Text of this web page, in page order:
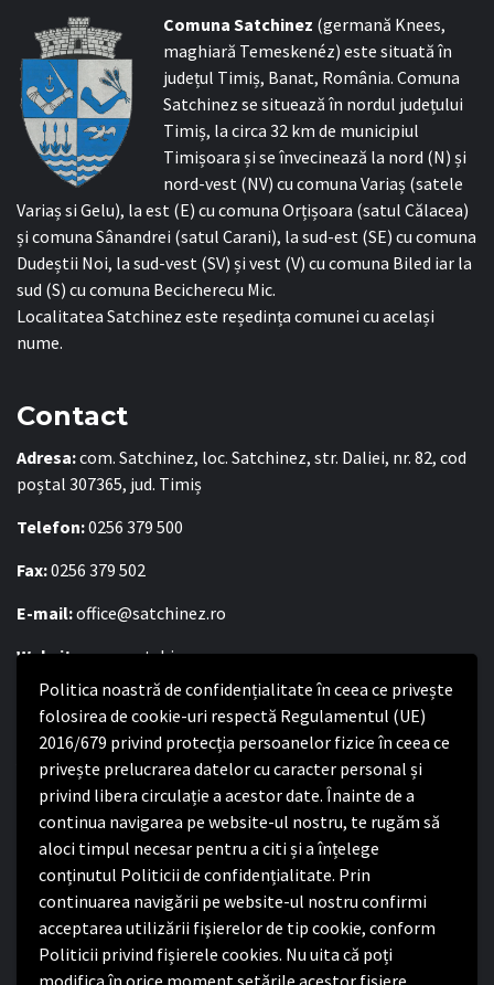
Politica noastră de confidențialitate în ceea ce privește
folosirea de cookie-uri respectă Regulamentul (UE)
2016/679 privind protecția persoanelor fizice în ceea ce
privește prelucrarea datelor cu caracter personal și
privind libera circulație a acestor date. Înainte de a
continua navigarea pe website-ul nostru, te rugăm să
aloci timpul necesar pentru a citi și a înțelege
conținutul Politicii de confidențialitate. Prin
continuarea navigării pe website-ul nostru confirmi
acceptarea utilizării fişierelor de tip cookie, conform
Politicii privind fișierele cookies. Nu uita că poți
modifica în orice moment setările acestor fişiere
Comuna Satchinez (germană Knees,
maghiară Temeskenéz) este situată în
județul Timiș, Banat, România. Comuna
Satchinez se situează în nordul județului
Timiș, la circa 32 km de municipiul
Timișoara și se învecinează la nord (N) și
nord-vest (NV) cu comuna Variaș (satele
Variaș si Gelu), la est (E) cu comuna Orțișoara (satul Călacea)
și comuna Sânandrei (satul Carani), la sud-est (SE) cu comuna
Dudeștii Noi, la sud-vest (SV) și vest (V) cu comuna Biled iar la
sud (S) cu comuna Becicherecu Mic.
Localitatea Satchinez este reședința comunei cu același
nume.
Contact
Adresa:com. Satchinez, loc. Satchinez, str. Daliei, nr. 82, cod
poștal 307365, jud. Timiș
Telefon:0256 379 500
Fax:0256 379 502
E-mail:office@satchinez.ro
Website:www.satchinez.ro
Program cu publicul:
Luni – Joi:8:00-16:30
Vineri:8:00 – 14:00
Politica de confidențialitate
Politica de confidențialitate
Nota de informare privind implementarea Regulamentului
(UE) 2016/679
Termeni și condiții de utilizare website